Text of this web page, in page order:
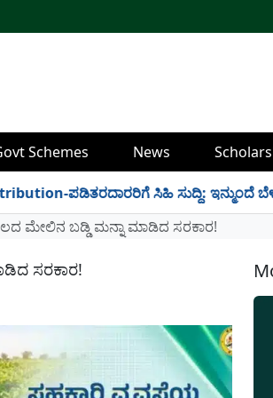
Schemes News
ಪಡಿತರದಾರರಿಗೆ ಸಿಹಿ ಸುದ್ದಿ: ಇನ್ಮುಂದೆ ಬೆಳಿಗ್ಗೆ
ಮೇಲಿನ ಬಡ್ಡಿ ಮನ್ನಾ ಮಾಡಿದ ಸರಕಾರ!
ಸರಕಾರ!